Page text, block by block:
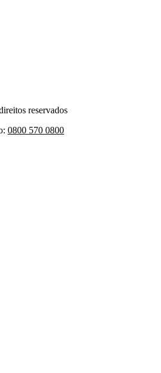
reservados
0800 570 0800